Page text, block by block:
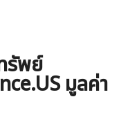
ซี
ฟรีซิกแนล รายวัน
พันธบัตร
น Forex
รัพย์
มูลค่า